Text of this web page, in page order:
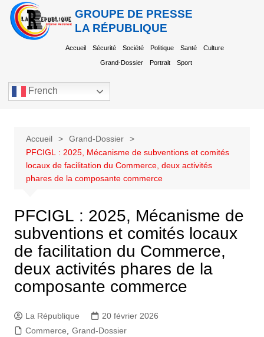
GROUPE DE PRESSE
LA RÉPUBLIQUE
Accueil Sécurité Société Politique Santé Culture
Grand-Dossier Portrait Sport
French
Accueil
Grand-Dossier
PFCIGL : 2025, Mécanisme de subventions et comités
locaux de facilitation du Commerce, deux activités
phares de la composante commerce
PFCIGL : 2025, Mécanisme de
subventions et comités locaux
de facilitation du Commerce,
deux activités phares de la
composante commerce
La République
20 février 2026
Commerce
Grand-Dossier